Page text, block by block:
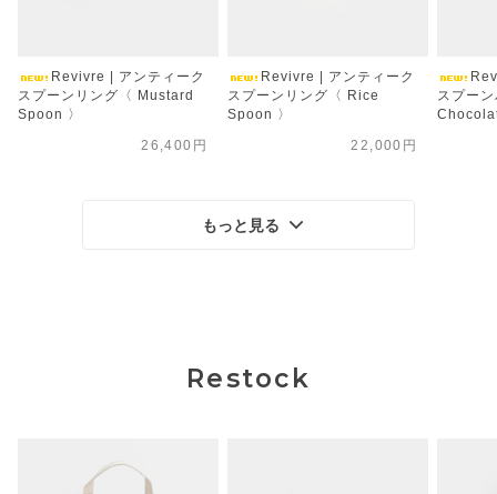
Revivre | アンティーク
スプーンリング〈 Mustard
Spoon 〉
26,400円
Revivre | アンティーク
スプーンリング〈 Rice
Spoon 〉
22,000円
スプー
もっと見る
Restock